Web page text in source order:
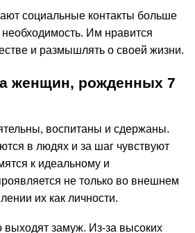
социальные контакты больше
необходимость. Им нравится
и размышлять о своей жизни.
женщин, рожденных 7
воспитаны и сдержаны.
в людях и за шаг чувствуют
к идеальному и
не только во внешнем
их как личности.
замуж. Из-за высоких